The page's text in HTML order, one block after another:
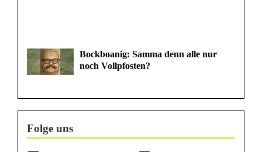
Bockboanig: Samma denn alle nur
noch Vollpfosten?
Folge uns